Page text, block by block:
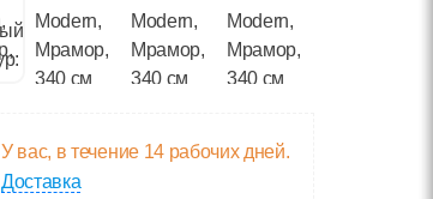
У вас, в течение 14 рабочих дней.
Доставка